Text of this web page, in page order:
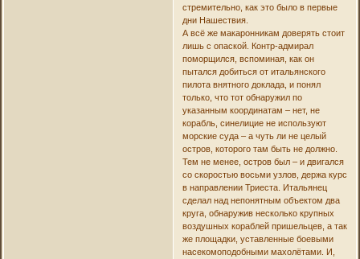
стремительно, как это было в первые
дни Нашествия.
А всё же макаронникам доверять стоит
лишь с опаской. Контр-адмирал
поморщился, вспоминая, как он
пытался добиться от итальянского
пилота внятного доклада, и понял
только, что тот обнаружил по
указанным координатам – нет, не
корабль, синелицие не используют
морские суда – а чуть ли не целый
остров, которого там быть не должно.
Тем не менее, остров был – и двигался
со скоростью восьми узлов, держа курс
в направлении Триеста. Итальянец
сделал над непонятным объектом два
круга, обнаружив несколько крупных
воздушных кораблей пришельцев, а так
же площадки, уставленные боевыми
насекомоподобными махолётами. И,